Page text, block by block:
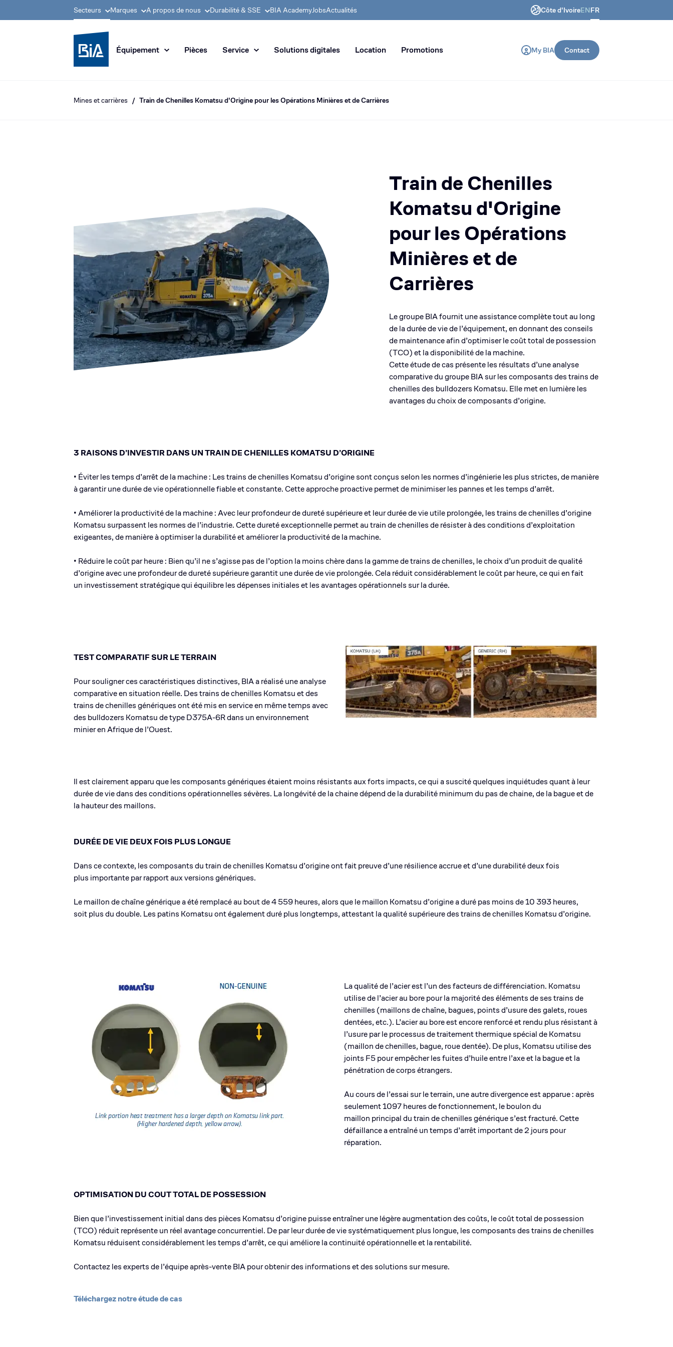
Secteurs Marques A propos de nous Durabilité & SSE BIA AcademyJobsActualités Côte d'IvoireENFR
Groupe BIA, pionnier en distribution de machines de génie civil et de construction.
Équipement Pièces Service Solutions digitales Location Promotions My BIA Contact
Mines et carrières Train de Chenilles Komatsu d'Origine pour les Opérations Minières et de Carrières
Train de Chenilles
Komatsu d'Origine
pour les Opérations
Minières et de
Carrières
Le groupe BIA fournit une assistance complète tout au long
de la durée de vie de l’équipement, en donnant des conseils
de maintenance afin d’optimiser le coût total de possession
(TCO) et la disponibilité de la machine.
Cette étude de cas présente les résultats d’une analyse
comparative du groupe BIA sur les composants des trains de
chenilles des bulldozers Komatsu. Elle met en lumière les
avantages du choix de composants d’origine.
3 RAISONS D’INVESTIR DANS UN TRAIN DE CHENILLES KOMATSU D’ORIGINE
• Éviter les temps d’arrêt de la machine : Les trains de chenilles Komatsu d’origine sont conçus selon les normes d’ingénierie les plus strictes, de manière
à garantir une durée de vie opérationnelle fiable et constante. Cette approche proactive permet de minimiser les pannes et les temps d’arrêt.
• Améliorer la productivité de la machine : Avec leur profondeur de dureté supérieure et leur durée de vie utile prolongée, les trains de chenilles d’origine
Komatsu surpassent les normes de l’industrie. Cette dureté exceptionnelle permet au train de chenilles de résister à des conditions d’exploitation
exigeantes, de manière à optimiser la durabilité et améliorer la productivité de la machine.
• Réduire le coût par heure : Bien qu’il ne s’agisse pas de l’option la moins chère dans la gamme de trains de chenilles, le choix d’un produit de qualité
d’origine avec une profondeur de dureté supérieure garantit une durée de vie prolongée. Cela réduit considérablement le coût par heure, ce qui en fait
un investissement stratégique qui équilibre les dépenses initiales et les avantages opérationnels sur la durée.
TEST COMPARATIF SUR LE TERRAIN
Pour souligner ces caractéristiques distinctives, BIA a réalisé une analyse
comparative en situation réelle. Des trains de chenilles Komatsu et des
trains de chenilles génériques ont été mis en service en même temps avec
des bulldozers Komatsu de type D375A-6R dans un environnement
minier en Afrique de l’Ouest.
Il est clairement apparu que les composants génériques étaient moins résistants aux forts impacts, ce qui a suscité quelques inquiétudes quant à leur
durée de vie dans des conditions opérationnelles sévères. La longévité de la chaine dépend de la durabilité minimum du pas de chaine, de la bague et de
la hauteur des maillons.
DURÉE DE VIE DEUX FOIS PLUS LONGUE
Dans ce contexte, les composants du train de chenilles Komatsu d’origine ont fait preuve d’une résilience accrue et d’une durabilité deux fois
plus importante par rapport aux versions génériques.
Le maillon de chaîne générique a été remplacé au bout de 4 559 heures, alors que le maillon Komatsu d’origine a duré pas moins de 10 393 heures,
soit plus du double. Les patins Komatsu ont également duré plus longtemps, attestant la qualité supérieure des trains de chenilles Komatsu d’origine.
La qualité de l’acier est l’un des facteurs de différenciation. Komatsu
utilise de l’acier au bore pour la majorité des éléments de ses trains de
chenilles (maillons de chaîne, bagues, points d’usure des galets, roues
dentées, etc.). L’acier au bore est encore renforcé et rendu plus résistant à
l’usure par le processus de traitement thermique spécial de Komatsu
(maillon de chenilles, bague, roue dentée). De plus, Komatsu utilise des
joints F5 pour empêcher les fuites d’huile entre l’axe et la bague et la
pénétration de corps étrangers.
Au cours de l’essai sur le terrain, une autre divergence est apparue : après
seulement 1097 heures de fonctionnement, le boulon du
maillon principal du train de chenilles générique s’est fracturé. Cette
défaillance a entraîné un temps d’arrêt important de 2 jours pour
réparation.
OPTIMISATION DU COUT TOTAL DE POSSESSION
Bien que l’investissement initial dans des pièces Komatsu d’origine puisse entraîner une légère augmentation des coûts, le coût total de possession
(TCO) réduit représente un réel avantage concurrentiel. De par leur durée de vie systématiquement plus longue, les composants des trains de chenilles
Komatsu réduisent considérablement les temps d’arrêt, ce qui améliore la continuité opérationnelle et la rentabilité.
Contactez les experts de l’équipe après-vente BIA pour obtenir des informations et des solutions sur mesure.
Téléchargez notre étude de cas